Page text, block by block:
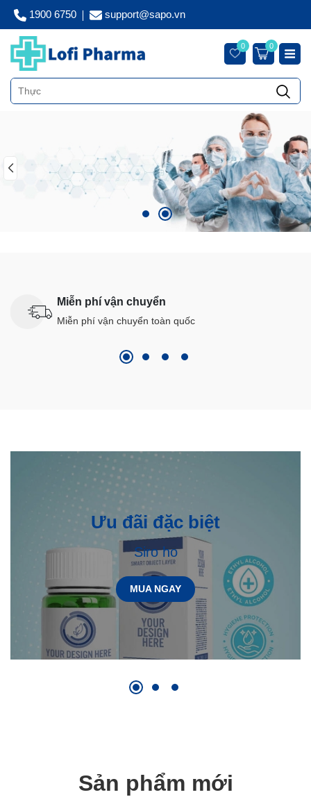
1900 6750 support@sapo.vn
0 0
Miễn phí vận chuyển
Miễn phí vận chuyển toàn quốc
Ưu đãi đặc biệt
Siro ho
MUA NGAY
Sản phẩm mới